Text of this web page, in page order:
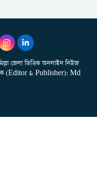
জেলা ভিত্তিক অনলাইন নিউজ
(Editor & Publisher): Md